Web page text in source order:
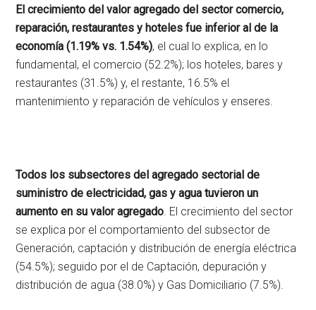
El crecimiento del valor agregado del sector comercio,
reparación, restaurantes y hoteles fue inferior al de la
economía (1.19% vs. 1.54%), el cual lo explica, en lo
fundamental, el comercio (52.2%); los hoteles, bares y
restaurantes (31.5%) y, el restante, 16.5% el
mantenimiento y reparación de vehículos y enseres.
Todos los subsectores del agregado sectorial de
suministro de electricidad, gas y agua tuvieron un
aumento en su valor agregado . El crecimiento del sector
se explica por el comportamiento del subsector de
Generación, captación y distribución de energía eléctrica
(54.5%); seguido por el de Captación, depuración y
distribución de agua (38.0%) y Gas Domiciliario (7.5%).